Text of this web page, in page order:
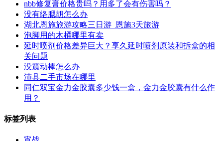
nbb修复膏价格贵吗？用多了会有伤害吗？
没有络腮胡怎么办
湖北恩施旅游攻略三日游_恩施3天旅游
泡脚用的木桶哪里有卖
延时喷剂价格差异巨大？享久延时喷剂原装和拆盒的相
关问题
没震动棒怎么办
沛县二手市场在哪里
同仁双宝金力金胶囊多少钱一盒，金力金胶囊有什么作
用？
标签列表